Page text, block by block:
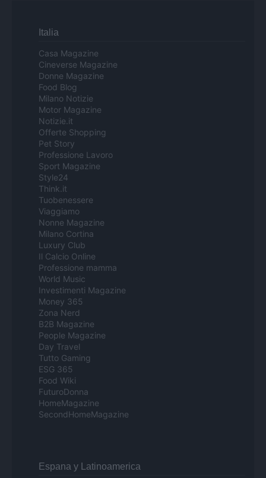
Italia
Casa Magazine
Cineverse Magazine
Donne Magazine
Food Blog
Milano Notizie
Motor Magazine
Notizie.it
Offerte Shopping
Pet Story
Professione Lavoro
Sport Magazine
Style24
Think.it
Tuobenessere
Viaggiamo
Nonne Magazine
Milano Cortina
Luxury Club
Il Calcio Online
Professione mamma
World Music
Investimenti Magazine
Money 365
Zona Nerd
B2B Magazine
People Magazine
Day Travel
Tutto Gaming
ESG 365
Food Wiki
FuturoDonna
HomeMagazine
SecondHomeMagazine
Espana y Latinoamerica